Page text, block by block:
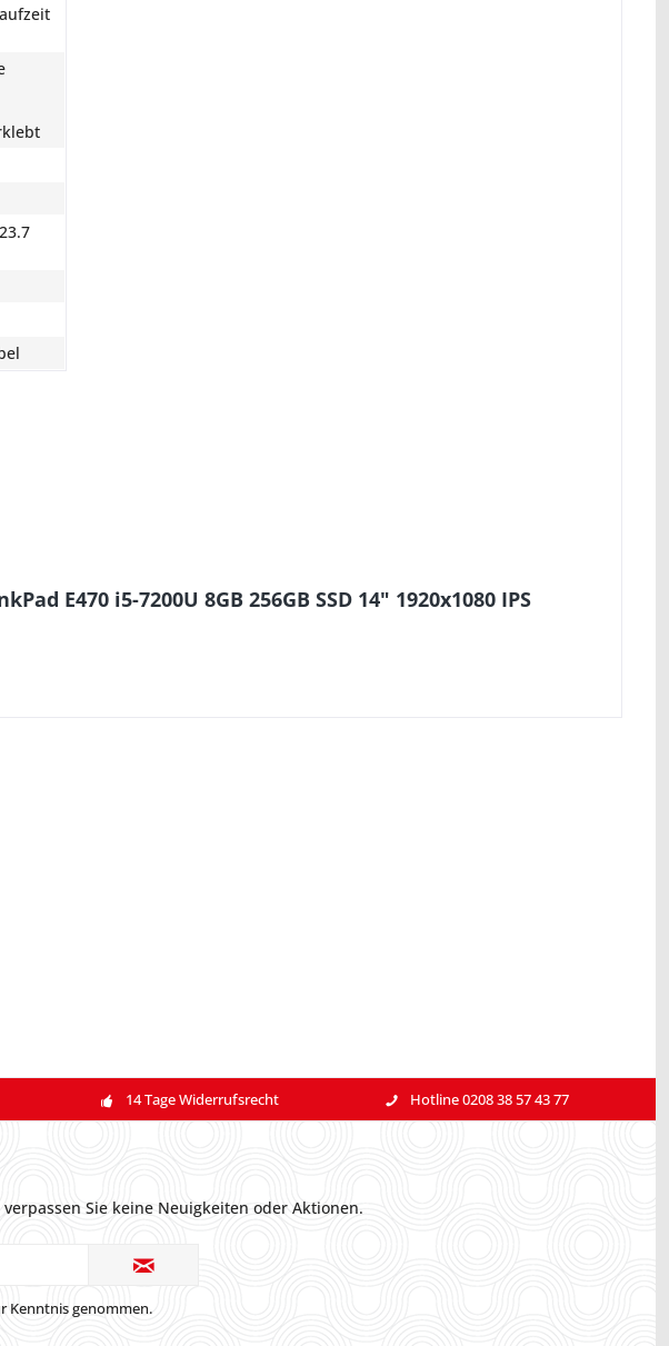
E470 i5-7200U 8GB 256GB SSD 14" 1920x1080 IPS
14 Tage Widerrufsrecht Hotline 0208 38 57 43 77
Sie keine Neuigkeiten oder Aktionen.
Kenntnis genommen.